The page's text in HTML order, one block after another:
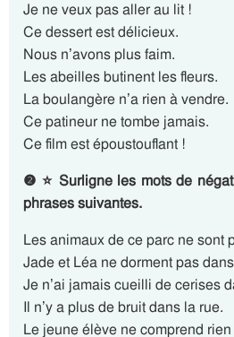
Je ne veux pas aller au lit !
Ce dessert est délicieux.
Nous n’avons plus faim.
Les abeilles butinent les fleurs.
La boulangère n’a rien à vendre.
Ce patineur ne tombe jamais.
Ce film est époustouflant !
❷ ⭐ Surligne les mots de
phrases suivantes.
Les animaux de ce parc ne sont
Jade et Léa ne dorment pas
Je n’ai jamais cueilli de cerises
Il n’y a plus de bruit dans la rue.
Le jeune élève ne comprend rien